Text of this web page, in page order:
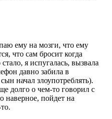
ему на мозги, что ему
что сам бросит когда
я испугалась, вызвала
давно забила в
начал злоупотреблять).
долго о чем-то говорил с
наверное, пойдет на